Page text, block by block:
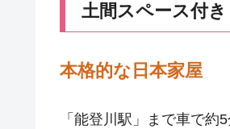
土間スペース付
本格的な日本家屋
「能登川駅」まで車で約